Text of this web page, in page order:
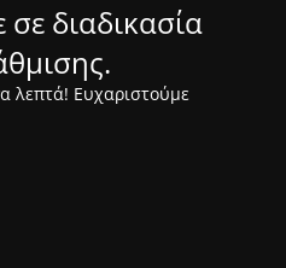
διαδικασία
λεπτά! Ευχαριστούμε